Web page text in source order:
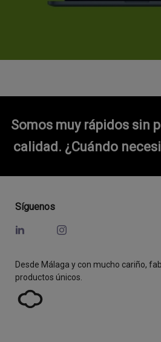
Somos muy rápidos sin
calidad. ¿Cuándo
Síguenos
Desde Málaga y con mucho cariño,
productos únicos.